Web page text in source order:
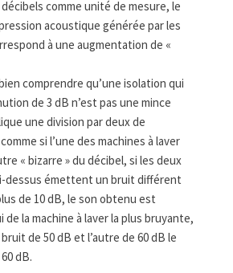
comme unité de mesure, le
acoustique générée par les
à une augmentation de «
comprendre qu’une isolation qui
de 3 dB n’est pas une mince
une division par deux de
si l’une des machines à laver
« bizarre » du décibel, si les deux
dessus émettent un bruit différent
de 10 dB, le son obtenu est
la machine à laver la plus bruyante,
de 50 dB et l’autre de 60 dB le
dB.